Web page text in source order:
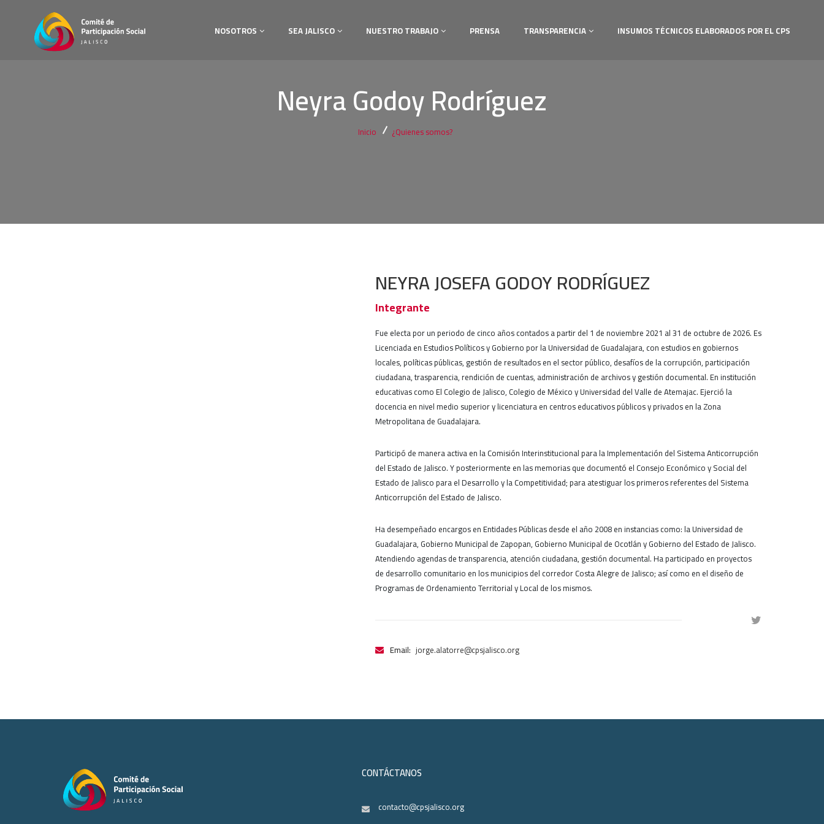
NOSOTROS SEA JALISCO NUESTRO TRABAJO PRENSA TRANSPARENCIA INSUMOS TÉCNICOS ELABORADOS POR EL CPS
Neyra Godoy Rodríguez
Inicio ¿Quienes somos?
NEYRA JOSEFA GODOY RODRÍGUEZ
Integrante
Fue electa por un periodo de cinco años contados a partir del 1 de noviembre 2021 al 31 de octubre de 2026. Es
Licenciada en Estudios Políticos y Gobierno por la Universidad de Guadalajara, con estudios en gobiernos
locales, políticas públicas, gestión de resultados en el sector público, desafíos de la corrupción, participación
ciudadana, trasparencia, rendición de cuentas, administración de archivos y gestión documental. En institución
educativas como El Colegio de Jalisco, Colegio de México y Universidad del Valle de Atemajac. Ejerció la
docencia en nivel medio superior y licenciatura en centros educativos públicos y privados en la Zona
Metropolitana de Guadalajara.
Participó de manera activa en la Comisión Interinstitucional para la Implementación del Sistema Anticorrupción
del Estado de Jalisco. Y posteriormente en las memorias que documentó el Consejo Económico y Social del
Estado de Jalisco para el Desarrollo y la Competitividad; para atestiguar los primeros referentes del Sistema
Anticorrupción del Estado de Jalisco.
Ha desempeñado encargos en Entidades Públicas desde el año 2008 en instancias como: la Universidad de
Guadalajara, Gobierno Municipal de Zapopan, Gobierno Municipal de Ocotlán y Gobierno del Estado de Jalisco.
Atendiendo agendas de transparencia, atención ciudadana, gestión documental. Ha participado en proyectos
de desarrollo comunitario en los municipios del corredor Costa Alegre de Jalisco; así como en el diseño de
Programas de Ordenamiento Territorial y Local de los mismos.
Email: jorge.alatorre@cpsjalisco.org
CONTÁCTANOS
contacto@cpsjalisco.org